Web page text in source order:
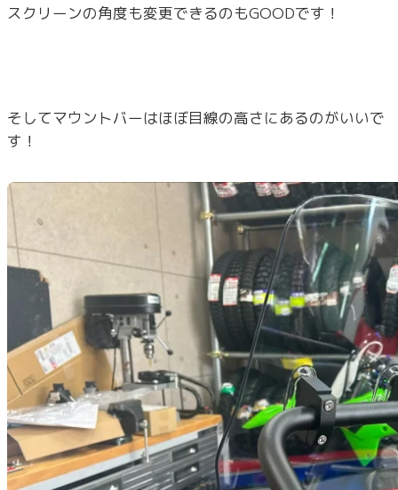
スクリーンの角度も変更できるのもGOODです！
そしてマウントバーはほぼ目線の高さにあるのがいいで
す！